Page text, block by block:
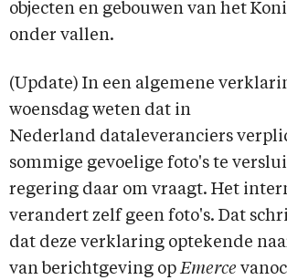
objecten en gebouwen van het
onder vallen.
(Update) In een algemene
woensdag weten dat in
Nederland dataleveranciers
sommige gevoelige foto's te
regering daar om vraagt. Het
verandert zelf geen foto's. Dat
dat deze verklaring optekende
van berichtgeving op Emerce